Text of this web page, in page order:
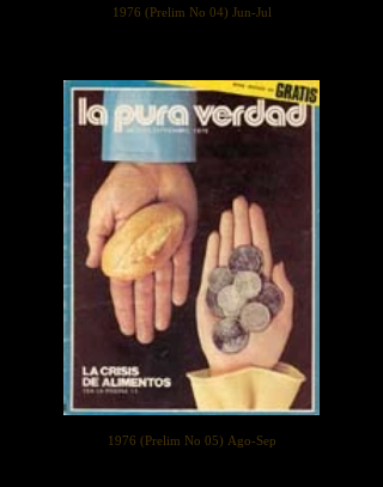
1976 (Prelim No 04) Jun-Jul
1976 (Prelim No 05) Ago-Sep